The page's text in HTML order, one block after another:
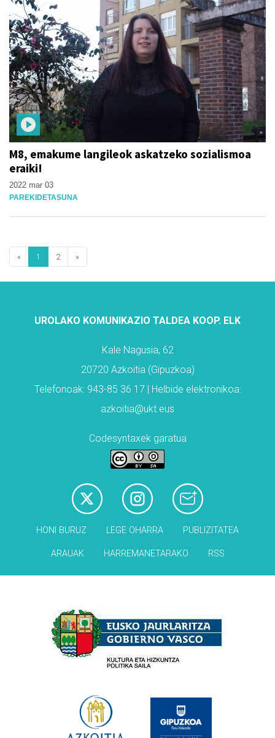
M8, emakume langileok askatzeko sozialismoa
eraiki!
2022 mar 03
PAREKIDETASUNA
« 1 2 »
UROLAKO KOMUNIKAZIO TALDEA KOOP. ELK
Kale Nagusia, 62
20720 Azkoitia (Gipuzkoa)
Telefonoak: 943-85 36 17 | Helbide elektronikoa:
azkoitia@ukt.eus
Codesyntaxek garatua
HONI BURUZ LEGE OHARRA PUBLIZITATEA
ARAUAK HARREMANETARAKO RSS